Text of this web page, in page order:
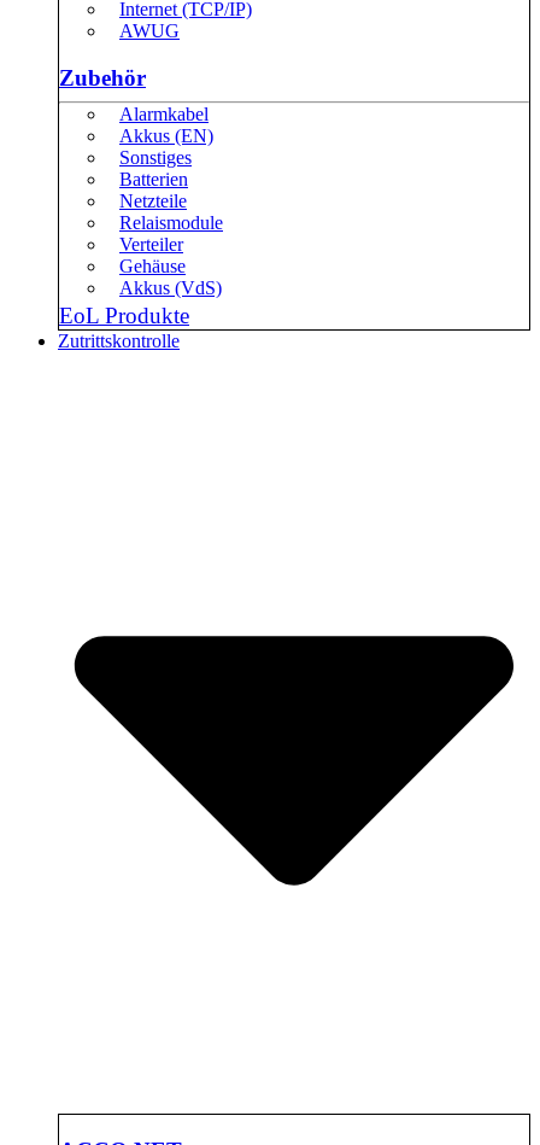
Internet (TCP/IP)
AWUG
Zubehör
Alarmkabel
Akkus (EN)
Sonstiges
Batterien
Netzteile
Relaismodule
Verteiler
Gehäuse
Akkus (VdS)
EoL Produkte
Zutrittskontrolle